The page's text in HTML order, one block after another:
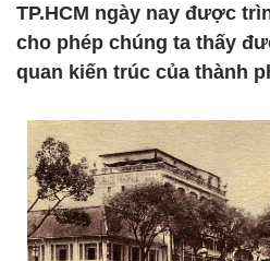
TP.HCM ngày nay được
cho phép chúng ta thấy
quan kiến trúc của thành